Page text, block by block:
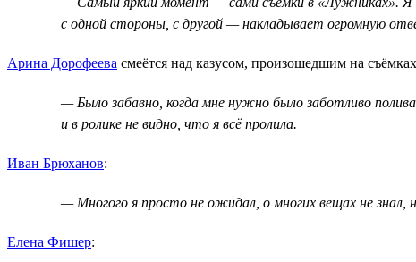
с одной стороны, с другой — накладывает огромную
Арина Дорофеева смеётся над казусом, произошедшим на
— Было забавно, когда мне нужно было заботливо
и в ролике не видно, что я всё пролила.
Иван Брюханов:
— Многого я просто не ожидал, о многих вещах не
Елена Фишер: